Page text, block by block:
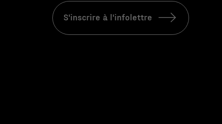
S'inscrire à l'infolettre